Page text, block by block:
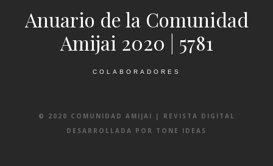
Anuario de la Comunidad
Amijai 2020 | 5781
COLABORADORES
© 2020 COMUNIDAD AMIJAI | REVISTA DIGITAL
DESARROLLADA POR TONE IDEAS